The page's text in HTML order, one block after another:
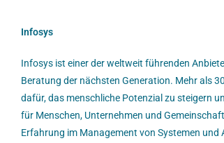
Infosys
Infosys ist einer der weltweit führenden
Beratung der nächsten Generation. Mehr als
dafür, das menschliche Potenzial zu steigern
für Menschen, Unternehmen und
Erfahrung im Management von Systemen und